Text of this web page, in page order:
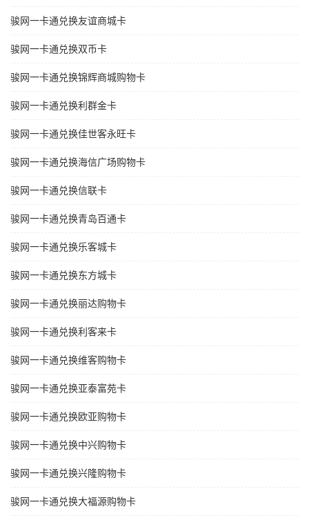
骏网一卡通兑换友谊商城卡
骏网一卡通兑换双币卡
骏网一卡通兑换锦辉商城购物卡
骏网一卡通兑换利群金卡
骏网一卡通兑换佳世客永旺卡
骏网一卡通兑换海信广场购物卡
骏网一卡通兑换信联卡
骏网一卡通兑换青岛百通卡
骏网一卡通兑换乐客城卡
骏网一卡通兑换东方城卡
骏网一卡通兑换丽达购物卡
骏网一卡通兑换利客来卡
骏网一卡通兑换维客购物卡
骏网一卡通兑换亚泰富苑卡
骏网一卡通兑换欧亚购物卡
骏网一卡通兑换中兴购物卡
骏网一卡通兑换兴隆购物卡
骏网一卡通兑换大福源购物卡